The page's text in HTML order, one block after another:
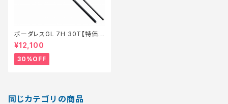
ボーダレスGL 7H 30T【特価
竿】【30】
¥12,100
30%OFF
同じカテゴリの商品